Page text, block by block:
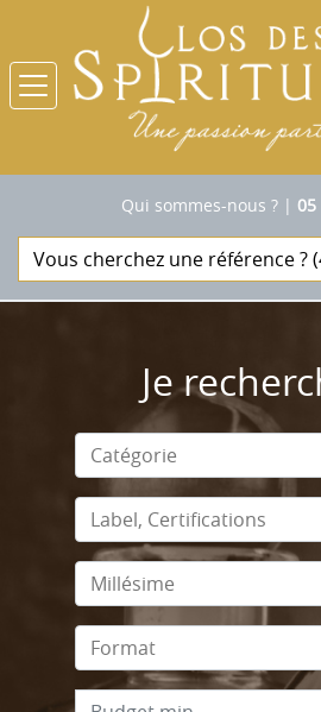
Qui sommes-nous ? |
Je